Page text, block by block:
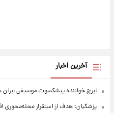
آخرین اخبار
ایرج خواننده پیشکسوت موسیقی
پزشکیان: هدف از استقرار محله‌محوری